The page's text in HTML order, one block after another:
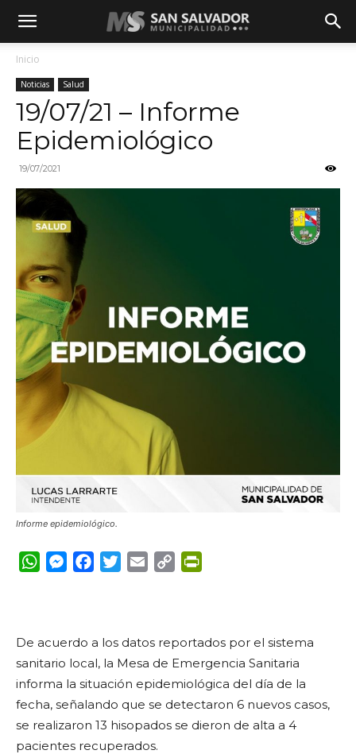
Inicio
Noticias Salud
19/07/21 – Informe
Epidemiológico
19/07/2021
Informe epidemiológico.
WhatsApp
Messenger
FacebookTwitterEmail Copy
De acuerdo a los datos reportados por el sistema
sanitario local, la Mesa de Emergencia Sanitaria
informa la situación epidemiológica del día de la
fecha, señalando que se detectaron 6 nuevos casos,
se realizaron 13 hisopados se dieron de alta a 4
pacientes recuperados.